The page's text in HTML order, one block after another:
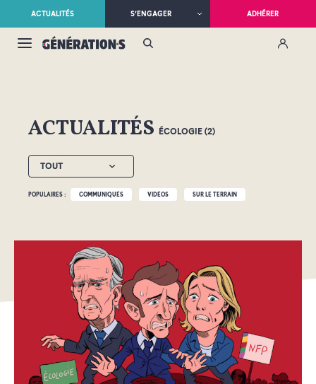
ACTUALITÉS S’ENGAGER ADHÉRER
ACTUALITÉS ÉCOLOGIE (2)
TOUT
POPULAIRES : COMMUNIQUÉS VIDÉOS SUR LE TERRAIN